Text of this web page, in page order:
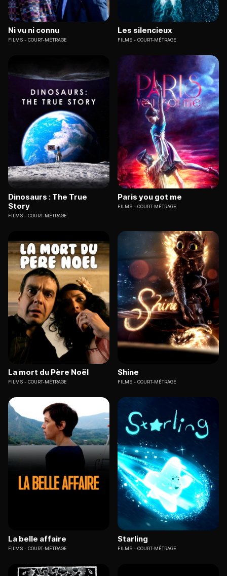
Ni vu ni connu
FILMS COURT-MÉTRAGE
Les silencieux
FILMS COURT-MÉTRAGE
Dinosaurs : The True
Story
FILMS COURT-MÉTRAGE
Paris you got me
FILMS COURT-MÉTRAGE
La mort du Père Noël
FILMS COURT-MÉTRAGE
Shine
FILMS COURT-MÉTRAGE
La belle affaire
FILMS COURT-MÉTRAGE
Starling
FILMS COURT-MÉTRAGE